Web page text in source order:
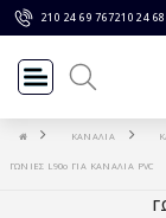
210 24 69 767210 24
ΚΑΝΑΛΙΑ
ΓΩΝΙΕΣ L90o ΓΙΑ ΚΑΝΑΛΙΑ PVC